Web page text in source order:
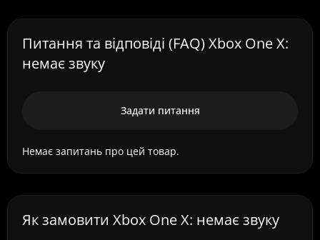
Питання та відповіді (FAQ) Xbox One X:
немає звуку
Задати питання
Немає запитань про цей товар.
Як замовити Xbox One X: немає звуку